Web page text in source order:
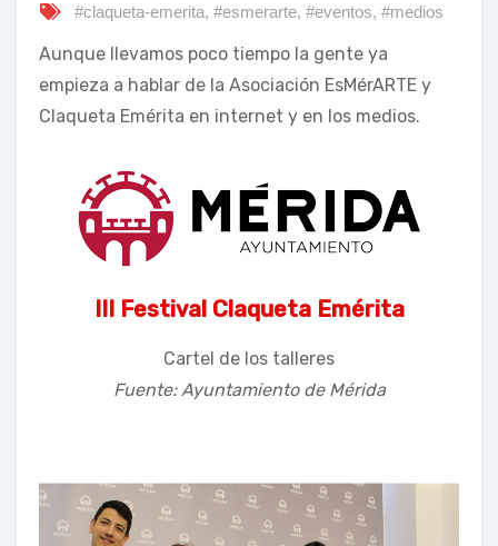
#claqueta-emerita, #esmerarte, #eventos, #medios
Aunque llevamos poco tiempo la gente ya
empieza a hablar de la Asociación EsMérARTE y
Claqueta Emérita en internet y en los medios.
III Festival Claqueta Emérita
Cartel de los talleres
Fuente: Ayuntamiento de Mérida